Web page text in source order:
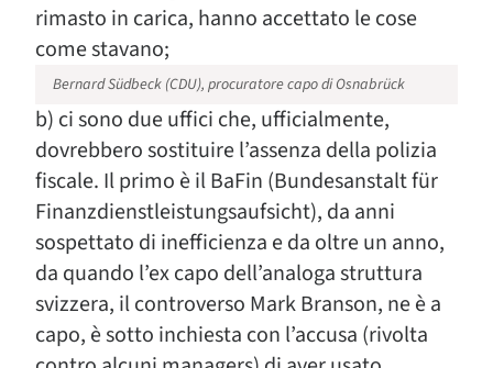
rimasto in carica, hanno accettato le cose
come stavano;
Bernard Südbeck (CDU), procuratore capo di Osnabrück
b) ci sono due uffici che, ufficialmente,
dovrebbero sostituire l’assenza della polizia
fiscale. Il primo è il BaFin (Bundesanstalt für
Finanzdienstleistungsaufsicht), da anni
sospettato di inefficienza e da oltre un anno,
da quando l’ex capo dell’analoga struttura
svizzera, il controverso Mark Branson, ne è a
capo, è sotto inchiesta con l’accusa (rivolta